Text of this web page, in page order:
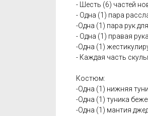
- Шесть (6) частей
- Одна (1) пара
-Одна (1) пара рук
- Одна (1) правая
-Одна (1)
- Каждая часть
Костюм:
-Одна (1) нижняя
-Одна (1) туника
-Одна (1) мантия